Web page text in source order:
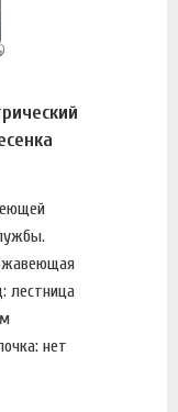
лестница
нет